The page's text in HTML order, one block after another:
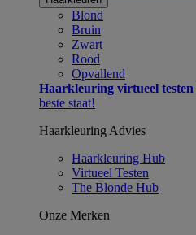
Blond
Bruin
Zwart
Rood
Opvallend
Haarkleuring virtueel testen
beste staat!
Haarkleuring Advies
Haarkleuring Hub
Virtueel Testen
The Blonde Hub
Onze Merken